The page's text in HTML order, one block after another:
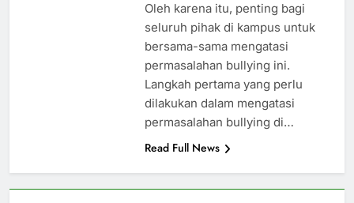
Oleh karena itu, penting bagi
seluruh pihak di kampus untuk
bersama-sama mengatasi
permasalahan bullying ini.
Langkah pertama yang perlu
dilakukan dalam mengatasi
permasalahan bullying di…
Read Full News